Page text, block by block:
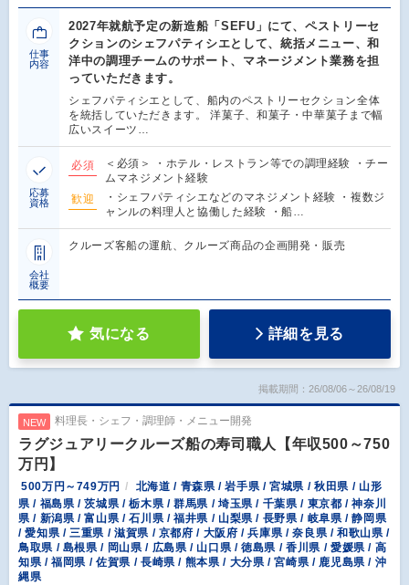
仕事
内容
2027年就航予定の新造船「SEFU」にて、ペストリーセ
クションのシェフパティシエとして、統括メニュー、和
洋中の調理チームのサポート、マネージメント業務を担
っていただきます。
シェフパティシエとして、船内のペストリーセクション全体
を統括していただきます。 洋菓子、和菓子・中華菓子まで幅
広いスイーツ…
応募
資格
必須
＜必須＞ ・ホテル・レストラン等での調理経験 ・チー
ムマネジメント経験
歓迎
・シェフパティシエなどのマネジメント経験 ・複数ジ
ャンルの料理人と協働した経験 ・船…
会社
概要
クルーズ客船の運航、クルーズ商品の企画開発・販売
気になる 詳細を見る
掲載期間：26/08/06～26/08/19
NEW 料理長・シェフ・調理師・メニュー開発
ラグジュアリークルーズ船の寿司職人【年収500～750
万円】
500万円～749万円
北海道 / 青森県 / 岩手県 / 宮城県 / 秋田県 / 山形
県 / 福島県 / 茨城県 / 栃木県 / 群馬県 / 埼玉県 / 千葉県 / 東京都 / 神奈川
県 / 新潟県 / 富山県 / 石川県 / 福井県 / 山梨県 / 長野県 / 岐阜県 / 静岡県
/ 愛知県 / 三重県 / 滋賀県 / 京都府 / 大阪府 / 兵庫県 / 奈良県 / 和歌山県 /
鳥取県 / 島根県 / 岡山県 / 広島県 / 山口県 / 徳島県 / 香川県 / 愛媛県 / 高
知県 / 福岡県 / 佐賀県 / 長崎県 / 熊本県 / 大分県 / 宮崎県 / 鹿児島県 / 沖
縄県